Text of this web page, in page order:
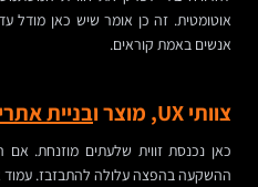
אוטומטית. זה כן אומר שיש כאן מודל
אנשים באמת קוראים.
צוותי UX, מוצר ו בניית
כאן נכנסת זווית שלעתים מוזנחת.
ההשקעה בהפצה עלולה להתבזבז. עמוד